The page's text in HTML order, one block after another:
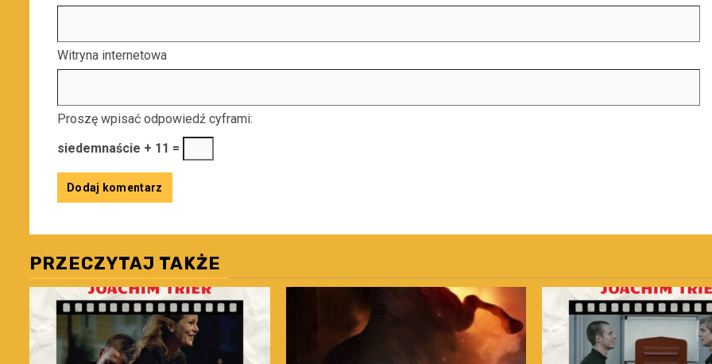
Witryna internetowa
Proszę wpisać odpowiedź cyframi:
siedemnaście + 11 =
PRZECZYTAJ TAKŻE